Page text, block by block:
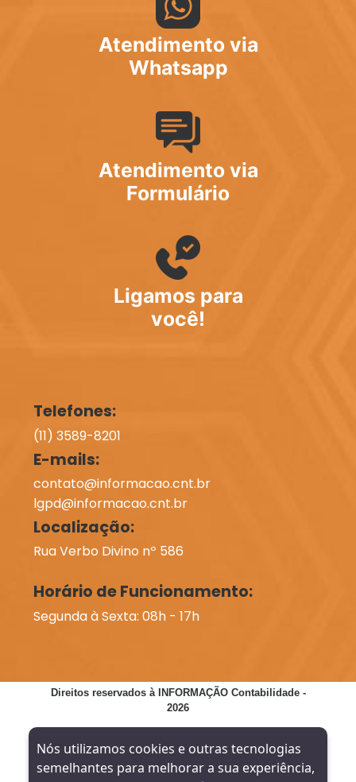
Atendimento via
Whatsapp
Atendimento via
Formulário
Ligamos para
você!
Telefones:
(11) 3589-8201
E-mails:
contato@informacao.cnt.br
lgpd@informacao.cnt.br
Localização:
Rua Verbo Divino nº 586
Horário de Funcionamento:
Segunda à Sexta: 08h - 17h
Direitos reservados à INFORMAÇÃO Contabilidade -
2026
Nós utilizamos cookies e outras tecnologias
semelhantes para melhorar a sua experiência,